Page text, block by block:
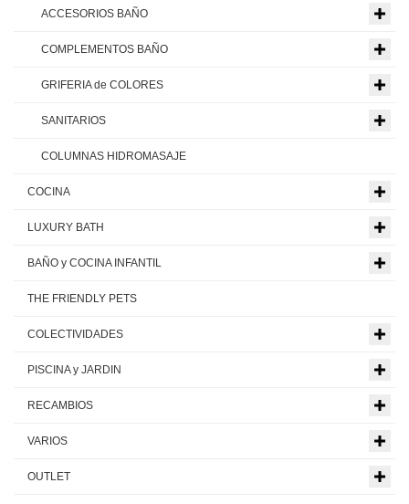
ACCESORIOS BAÑO
COMPLEMENTOS BAÑO
GRIFERIA de COLORES
SANITARIOS
COLUMNAS HIDROMASAJE
COCINA
LUXURY BATH
BAÑO y COCINA INFANTIL
THE FRIENDLY PETS
COLECTIVIDADES
PISCINA y JARDIN
RECAMBIOS
VARIOS
OUTLET